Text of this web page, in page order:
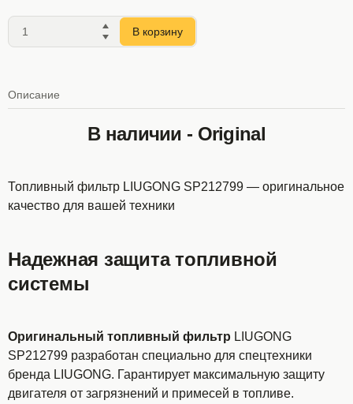
В корзину
Описание
В наличии - Original
Топливный фильтр LIUGONG SP212799 — оригинальное
качество для вашей техники
Надежная защита топливной
системы
Оригинальный топливный фильтр LIUGONG
SP212799 разработан специально для спецтехники
бренда LIUGONG. Гарантирует максимальную защиту
двигателя от загрязнений и примесей в топливе.